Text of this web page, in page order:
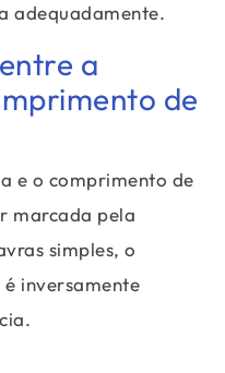
adequadamente.
a
de
e o comprimento de
marcada pela
simples, o
inversamente